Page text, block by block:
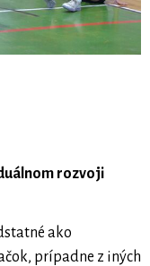
rozvoji
ako
prípadne z iných